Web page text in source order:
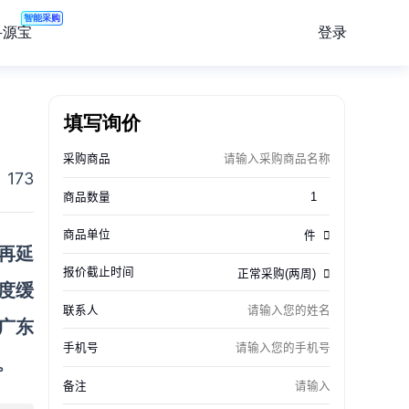
宝
智能采购
登录
173
延
缓
东
填写询价